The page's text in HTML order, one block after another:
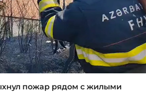
пожар рядом с жилыми